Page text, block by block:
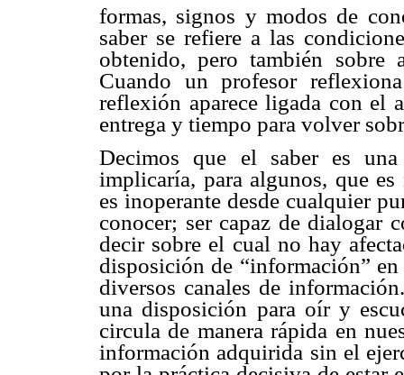
formas, signos y modos de
saber se refiere a las
obtenido, pero también
Cuando un profesor
reflexión aparece ligada con el
entrega y tiempo para volver
Decimos que el saber es
implicaría, para algunos, que es
es inoperante desde cualquier
conocer; ser capaz de dialogar
decir sobre el cual no hay
disposición de “información”
diversos canales de
una disposición para oír y
circula de manera rápida en
información adquirida sin el